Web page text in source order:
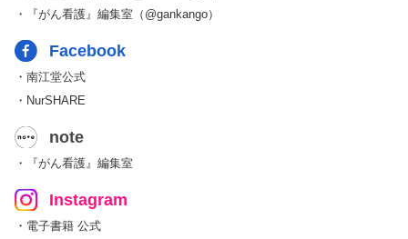
・『がん看護』編集室（@gankango）
Facebook
・南江堂公式
・NurSHARE
note
・『がん看護』編集室
Instagram
・電子書籍 公式